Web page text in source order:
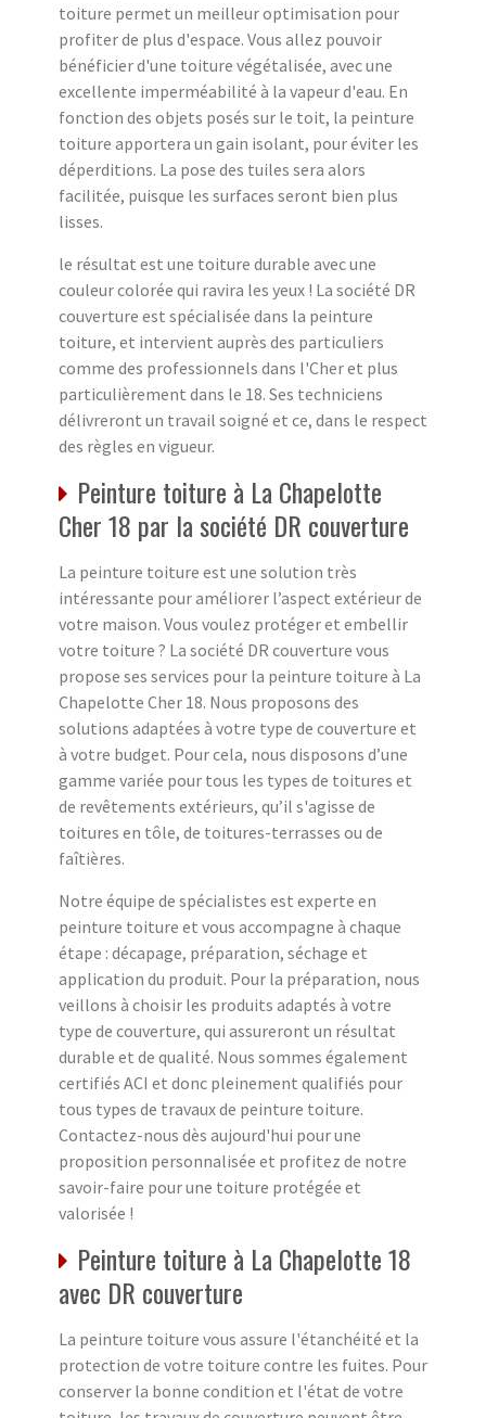
toiture permet un meilleur optimisation pour
profiter de plus d'espace. Vous allez pouvoir
bénéficier d'une toiture végétalisée, avec une
excellente imperméabilité à la vapeur d'eau. En
fonction des objets posés sur le toit, la peinture
toiture apportera un gain isolant, pour éviter les
déperditions. La pose des tuiles sera alors
facilitée, puisque les surfaces seront bien plus
lisses.
le résultat est une toiture durable avec une
couleur colorée qui ravira les yeux ! La société DR
couverture est spécialisée dans la peinture
toiture, et intervient auprès des particuliers
comme des professionnels dans l'Cher et plus
particulièrement dans le 18. Ses techniciens
délivreront un travail soigné et ce, dans le respect
des règles en vigueur.
Peinture toiture à La Chapelotte
Cher 18 par la société DR couverture
La peinture toiture est une solution très
intéressante pour améliorer l’aspect extérieur de
votre maison. Vous voulez protéger et embellir
votre toiture ? La société DR couverture vous
propose ses services pour la peinture toiture à La
Chapelotte Cher 18. Nous proposons des
solutions adaptées à votre type de couverture et
à votre budget. Pour cela, nous disposons d’une
gamme variée pour tous les types de toitures et
de revêtements extérieurs, qu’il s'agisse de
toitures en tôle, de toitures-terrasses ou de
faîtières.
Notre équipe de spécialistes est experte en
peinture toiture et vous accompagne à chaque
étape : décapage, préparation, séchage et
application du produit. Pour la préparation, nous
veillons à choisir les produits adaptés à votre
type de couverture, qui assureront un résultat
durable et de qualité. Nous sommes également
certifiés ACI et donc pleinement qualifiés pour
tous types de travaux de peinture toiture.
Contactez-nous dès aujourd'hui pour une
proposition personnalisée et profitez de notre
savoir-faire pour une toiture protégée et
valorisée !
Peinture toiture à La Chapelotte 18
avec DR couverture
La peinture toiture vous assure l'étanchéité et la
protection de votre toiture contre les fuites. Pour
conserver la bonne condition et l'état de votre